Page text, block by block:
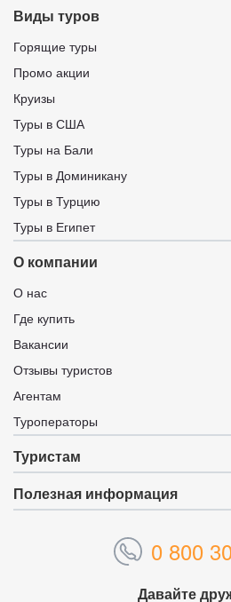
Виды туров
Горящие туры
Промо акции
Круизы
Туры в США
Туры на Бали
Туры в Доминикану
Туры в Турцию
Туры в Египет
О компании
О нас
Где купить
Вакансии
Отзывы туристов
Агентам
Туроператоры
Туристам
Полезная информация
0 800
Давайте